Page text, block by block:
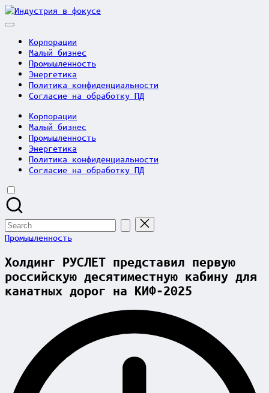
Skip
to
Индустрия
Корпорации
Малый бизнес
Промышленность
Энергетика
Политика конфиденциальности
Согласие на обработку ПД
Корпорации
Малый бизнес
Промышленность
Энергетика
Политика конфиденциальности
Согласие на обработку ПД
Search
for:
Posted
Промышленность
Холдинг РУСЛЕТ представил первую
российскую десятиместную кабину для
канатных дорог на КИФ-2025